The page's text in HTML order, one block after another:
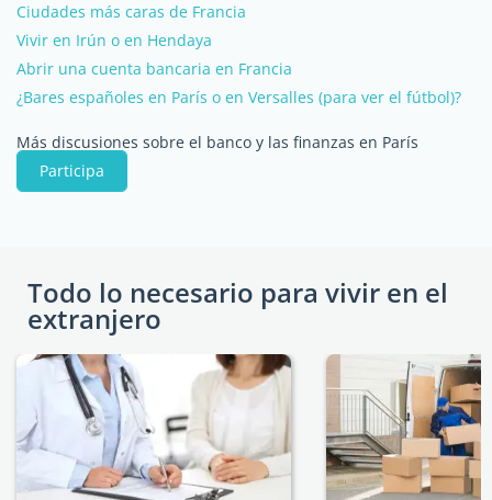
Ciudades más caras de Francia
Vivir en Irún o en Hendaya
Abrir una cuenta bancaria en Francia
¿Bares españoles en París o en Versalles (para ver el fútbol)?
Más discusiones sobre el banco y las finanzas en París
Participa
Todo lo necesario para vivir en el
extranjero